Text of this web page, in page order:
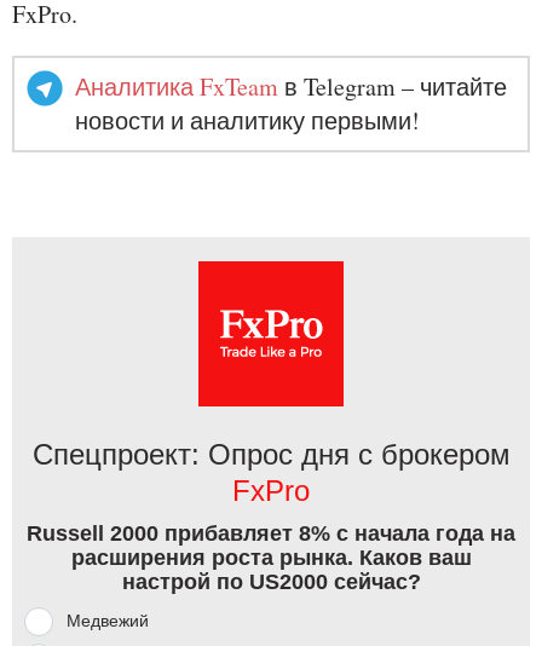
FxPro.
Аналитика FxTeam в Telegram – читайте
новости и аналитику первыми!
Спецпроект: Опрос дня с брокером
FxPro
Russell 2000 прибавляет 8% с начала года на
расширения роста рынка. Каков ваш
настрой по US2000 сейчас?
Медвежий